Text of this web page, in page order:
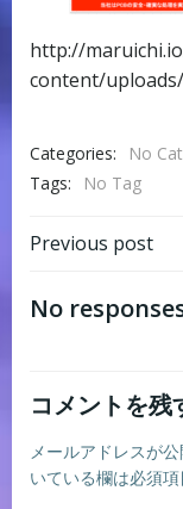
http://
content/
Categories:
No
Tags:
No Tag
Post
Previous post
No
コメントを残
メールアドレスが
いている欄は必須